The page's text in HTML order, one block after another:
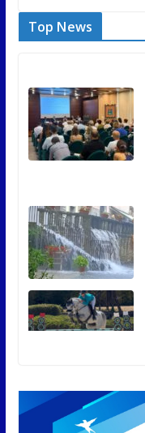
Top News